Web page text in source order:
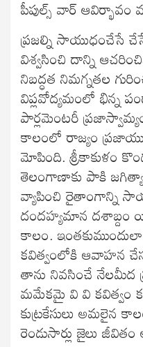
పీపుల్స్ వార్ ఆవిర్భావం
ప్రజల్ని సాయుధంచేసే
విశ్వసించి దాన్ని
నిబద్ధత నిమగ్నతల
విప్లవోద్యమంలో భిన్న
పార్లమెంటరీ
కాలంలో రాజ్యం
మోపింది. శ్రీకాకుళం
తెలంగాణాకు పాకి
వ్యాపించి రైతాంగాన్ని
దందహ్యమాన దశాబ్దం
కాలం.
కవిత్వంలోకి ఆవాహన
తాను నివసించే నేలమీద
మమేకమై వి వి కవిత్వం
కుట్రకేసులు అమలైన
రెండుసార్లు జైలు